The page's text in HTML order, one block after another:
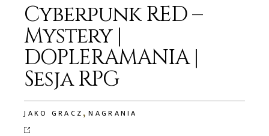
Cyberpunk RED –
Mystery |
DOPLERAMANIA |
Sesja RPG
JAKO GRACZ ,NAGRANIA